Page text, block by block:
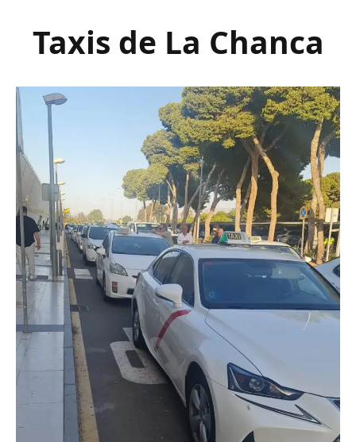
Taxis de La Chanca